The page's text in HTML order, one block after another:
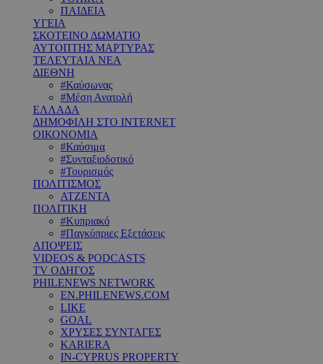
ΠΑΙΔΕΙΑ
ΥΓΕΙΑ
ΣΚΟΤΕΙΝΟ ΔΩΜΑΤΙΟ
ΑΥΤΟΠΤΗΣ ΜΑΡΤΥΡΑΣ
ΤΕΛΕΥΤΑΙΑ ΝΕΑ
ΔΙΕΘΝΗ
#Καύσωνας
#Μέση Ανατολή
ΕΛΛΑΔΑ
ΔΗΜΟΦΙΛΗ ΣΤΟ INTERNET
ΟΙΚΟΝΟΜΙΑ
#Καύσιμα
#Συνταξιοδοτικό
#Τουρισμός
ΠΟΛΙΤΙΣΜΟΣ
ΑΤΖΕΝΤΑ
ΠΟΛΙΤΙΚΗ
#Κυπριακό
#Παγκύπριες Εξετάσεις
ΑΠΟΨΕΙΣ
VIDEOS & PODCASTS
TV ΟΔΗΓΟΣ
PHILENEWS NETWORK
EN.PHILENEWS.COM
LIKE
GOAL
ΧΡΥΣΕΣ ΣΥΝΤΑΓΕΣ
KARIERA
IN-CYPRUS PROPERTY